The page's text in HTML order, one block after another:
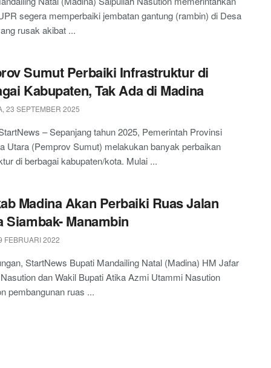
segera memperbaiki jembatan gantung (rambin) di Desa
rusak akibat ...
Sumut Perbaiki Infrastruktur di
Kabupaten, Tak Ada di Madina
23 SEPTEMBER 2025
– Sepanjang tahun 2025, Pemerintah Provinsi
Utara (Pemprov Sumut) melakukan banyak perbaikan
di berbagai kabupaten/kota. Mulai ...
Madina Akan Perbaiki Ruas Jalan
Siambak- Manambin
FEBRUARI 2022
StartNews Bupati Mandailing Natal (Madina) HM Jafar
dan Wakil Bupati Atika Azmi Utammi Nasution
pembangunan ruas ...